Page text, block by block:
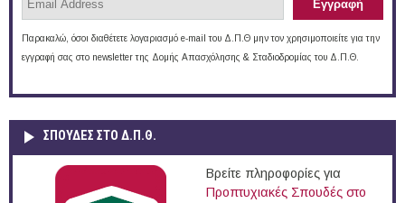
Παρακαλώ, όσοι διαθέτετε λογαριασμό e-mail του Δ.Π.Θ μην τον χρησιμοποιείτε για την
εγγραφή σας στο newsletter της Δομής Απασχόλησης & Σταδιοδρομίας του Δ.Π.Θ.
ΣΠΟΥΔΈΣ ΣΤΟ Δ.Π.Θ.
Βρείτε πληροφορίες για
Προπτυχιακές Σπουδές στο